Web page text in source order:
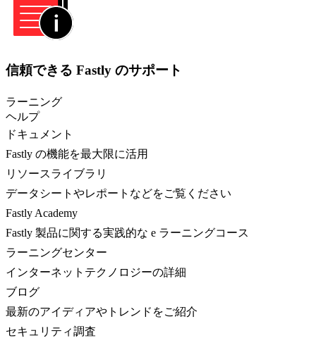
信頼できる Fastly のサポート
ラーニング
ヘルプ
ドキュメント
Fastly の機能を最大限に活用
リソースライブラリ
データシートやレポートなどをご覧ください
Fastly Academy
Fastly 製品に関する実践的な e ラーニングコース
ラーニングセンター
インターネットテクノロジーの詳細
ブログ
最新のアイディアやトレンドをご紹介
セキュリティ調査